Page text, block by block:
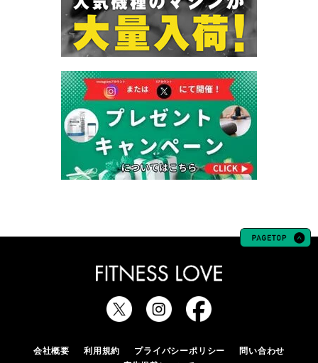
会社概要 利用規約 プライバシーポリシー
問い合わせ